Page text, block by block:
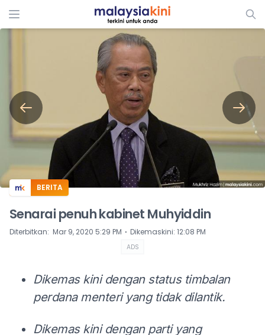
ADS
BERITA
Senarai penuh kabinet Muhyiddin
Diterbitkan: Mar 9, 2020 5:29 PM ⋅ Dikemaskini: 12:08 PM
ADS
Dikemas kini dengan status timbalan
perdana menteri yang tidak dilantik.
Dikemas kini dengan parti yang